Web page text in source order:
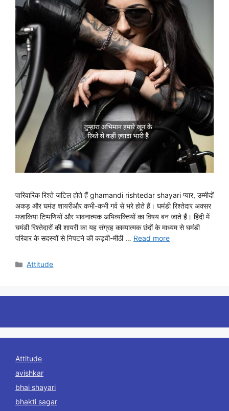
पारिवारिक रिश्ते जटिल होते हैं ghamandi rishtedar shayari प्यार, उम्मीदों
अकड़ और घमंड शायरीऔर कभी-कभी गर्व से भरे होते हैं। घमंडी रिश्तेदार अक्सर
मजाकिया टिप्पणियों और भावनात्मक अभिव्यक्तियों का विषय बन जाते हैं। हिंदी में
घमंडी रिश्तेदारों की शायरी का यह संग्रह काव्यात्मक छंदों के माध्यम से घमंडी
परिवार के सदस्यों से निपटने की कड़वी-मीठी … Read more
Categories
Attitude
Attitude
avishkar
bhai shayari
bhakti sagar